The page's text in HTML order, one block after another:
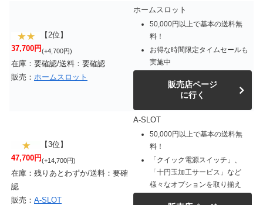
【2位】
37,700円(+4,700円)
在庫：要確認/送料：要確認
販売： ホームスロット
ホームスロット
50,000円以上で基本の送料無
料！
お得な時間限定タイムセールも
実施中
販売店ページ
に行く
【3位】
47,700円(+14,700円)
在庫：残りあとわずか/送料：要確
認
販売： A-SLOT
A-SLOT
50,000円以上で基本の送料無
料！
「クイック電源スイッチ」、
「十円玉加工サービス」など
様々なオプションを取り揃え